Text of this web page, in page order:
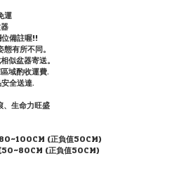
運
備註喔!!
有所不同。
似盆器寄送。
域酌收運費.
全送達.
、生命力旺盛
(正負值50CM)
(正負值50CM)